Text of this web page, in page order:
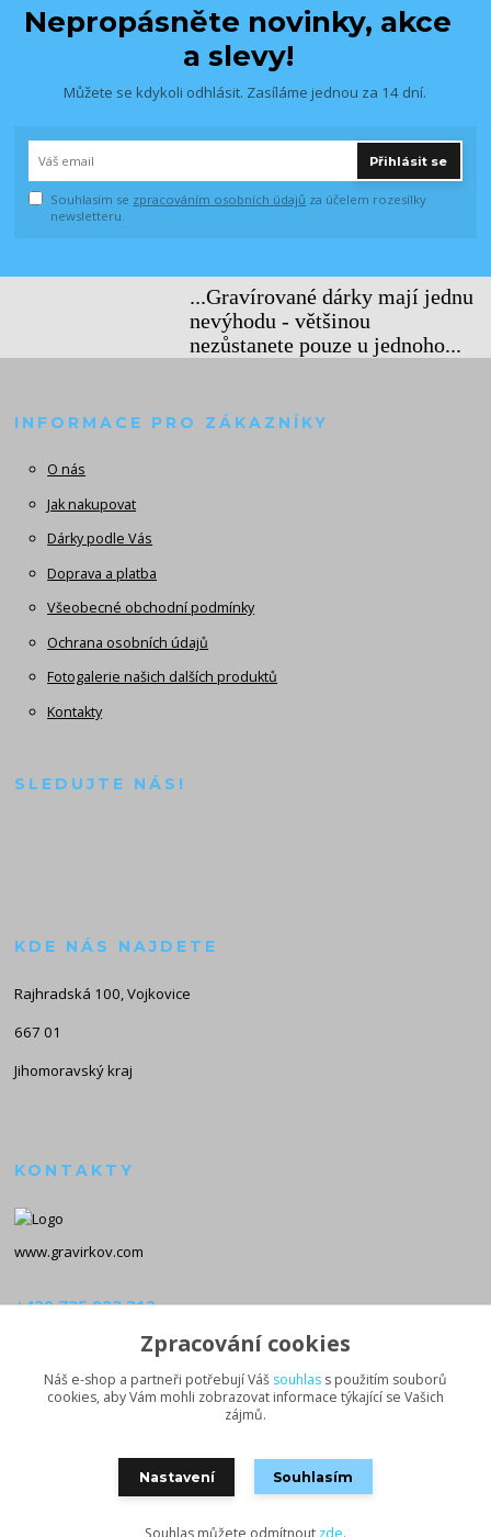
Nepropásněte novinky, akce
a slevy!
Můžete se kdykoli odhlásit. Zasíláme jednou za 14 dní.
Přihlásit se
Souhlasím se zpracováním osobních údajů za účelem rozesílky
newsletteru.
...Gravírované dárky mají jednu
nevýhodu - většinou
nezůstanete pouze u jednoho...
INFORMACE PRO ZÁKAZNÍKY
O nás
Jak nakupovat
Dárky podle Vás
Doprava a platba
Všeobecné obchodní podmínky
Ochrana osobních údajů
Fotogalerie našich dalších produktů
Kontakty
SLEDUJTE NÁS!
KDE NÁS NAJDETE
Rajhradská 100, Vojkovice
667 01
Jihomoravský kraj
KONTAKTY
www.gravirkov.com
+420 735 923 312
info@gravirkov.com
Zpracování cookies
Náš e-shop a partneři potřebují Váš souhlas s použitím souborů
cookies, aby Vám mohli zobrazovat informace týkající se Vašich
zájmů.
Nastavení Souhlasím
Souhlas můžete odmítnout zde.